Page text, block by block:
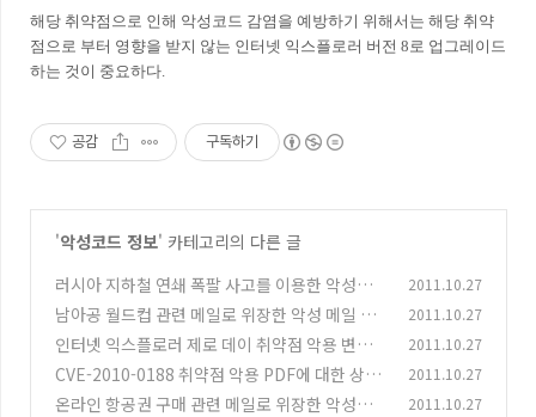
해당 취약점으로 인해 악성코드 감염을 예방하기 위해서는 해당 취약
점으로 부터 영향을 받지 않는 인터넷 익스플로러 버전 8로 업그레이드
하는 것이 중요하다.
공감 구독하기
'악성코드 정보' 카테고리의 다른 글
러시아 지하철 연쇄 폭팔 사고를 이용한 악성코
드 유포
(0)
2011.10.27
남아공 월드컵 관련 메일로 위장한 악성 메일 유
포
(0)
2011.10.27
인터넷 익스플로러 제로 데이 취약점 악용 변형
스크립트 (0)
2011.10.27
CVE-2010-0188 취약점 악용 PDF에 대한 상세
분석 (0)
2011.10.27
온라인 항공권 구매 관련 메일로 위장한 악성코
2011.10.27